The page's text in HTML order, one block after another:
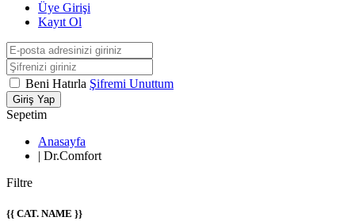
Üye Girişi
Kayıt Ol
Beni Hatırla Şifremi Unuttum
Giriş Yap
Sepetim
Anasayfa
| Dr.Comfort
Filtre
{{ CAT. NAME }}